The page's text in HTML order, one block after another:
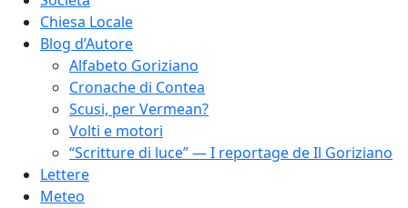
Chiesa Locale
Blog d’Autore
Alfabeto Goriziano
Cronache di Contea
Scusi, per Vermean?
Volti e motori
“Scritture di luce” — I reportage de Il Goriziano
Lettere
Meteo